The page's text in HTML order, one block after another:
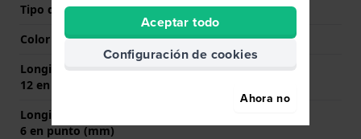
Tipo de cierre
Ninguno
Color del cierre
N/A
Longitud de la correa a las
12 en punto (mm)
80 mm
Longitud de la correa a las
6 en punto (mm)
Aceptar todo
Configuración de cookies
Ahora no